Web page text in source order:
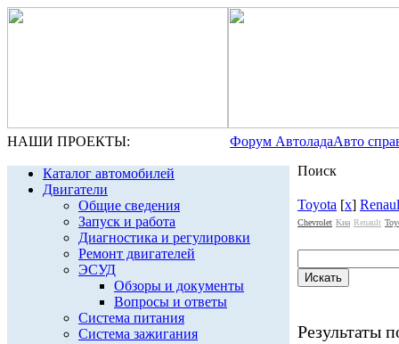
НАШИ ПРОЕКТЫ: Форум АвтоладаАвто
Каталог автомобилей
Двигатели
Общие сведения
Запуск и работа
Диагностика и регулировки
Ремонт двигателей
ЭСУД
Обзоры и документы
Вопросы и ответы
Система питания
Система зажигания
Поиск
Toyota [x]
Chevrolet Kиа Renault
Результаты